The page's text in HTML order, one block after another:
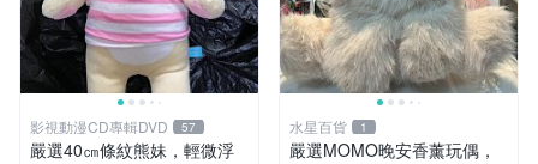
影視動漫CD專輯DVD 57
嚴選40㎝條紋熊妹，輕微浮
水星百貨 1
嚴選MOMO晚安香薰玩偶，